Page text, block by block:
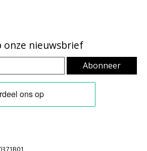
onze nieuwsbrief
Abonneer